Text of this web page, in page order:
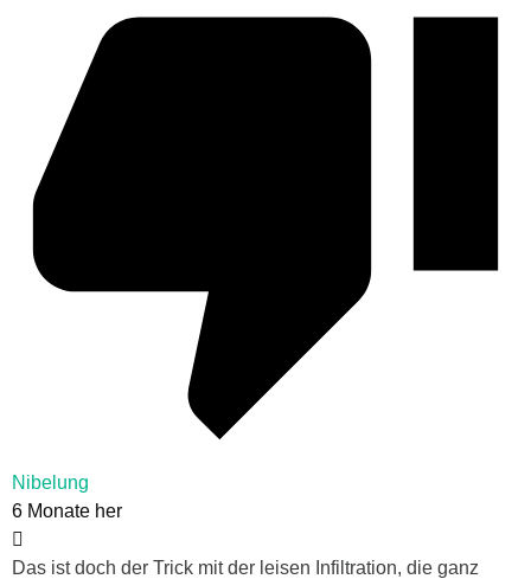
Nibelung
6 Monate her
Das ist doch der Trick mit der leisen Infiltration, die ganz